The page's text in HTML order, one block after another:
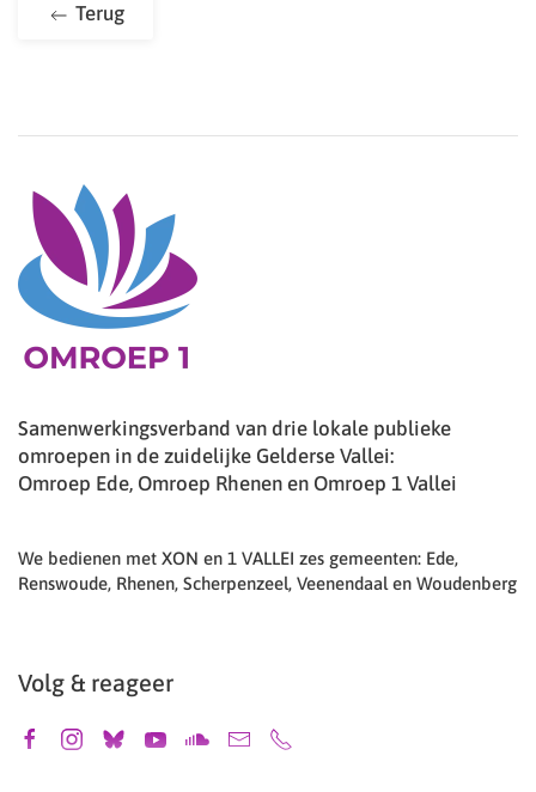
Terug
Samenwerkingsverband van drie lokale publieke
omroepen in de zuidelijke Gelderse Vallei:
Omroep Ede, Omroep Rhenen en Omroep 1 Vallei
We bedienen met XON en 1 VALLEI zes gemeenten: Ede,
Renswoude, Rhenen, Scherpenzeel, Veenendaal en Woudenberg
Volg & reageer